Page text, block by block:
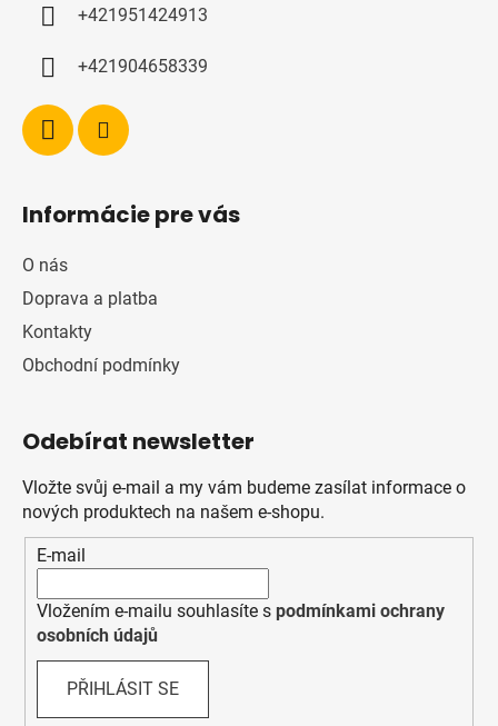
+421951424913
+421904658339
Informácie pre vás
O nás
Doprava a platba
Kontakty
Obchodní podmínky
Odebírat newsletter
Vložte svůj e-mail a my vám budeme zasílat informace o
nových produktech na našem e-shopu.
E-mail
Vložením e-mailu souhlasíte s podmínkami ochrany
osobních údajů
PŘIHLÁSIT SE